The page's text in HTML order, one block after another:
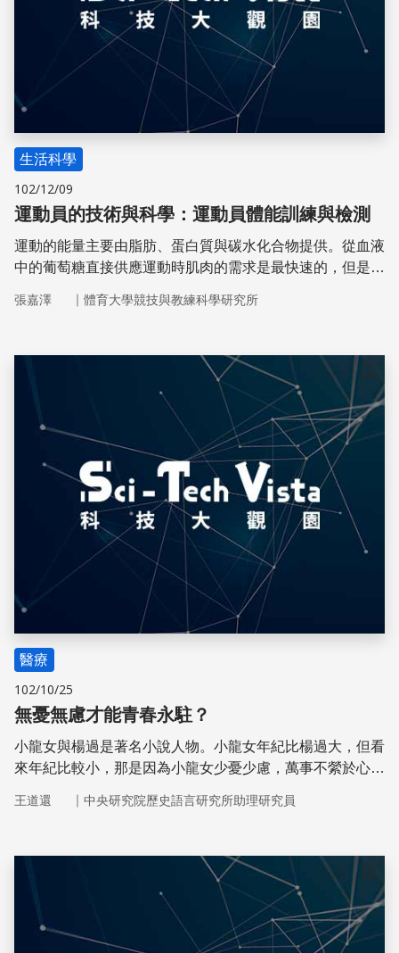
生活科學
102/12/09
運動員的技術與科學：運動員體能訓練與檢測
運動的能量主要由脂肪、蛋白質與碳水化合物提供。從血液
中的葡萄糖直接供應運動時肌肉的需求是最快速的，但是會
張嘉澤 ｜ 體育大學競技與教練科學研究所
儲存
醫療
102/10/25
無憂無慮才能青春永駐？
小龍女與楊過是著名小說人物。小龍女年紀比楊過大，但看
來年紀比較小，那是因為小龍女少憂少慮，萬事不縈於心。
的效果。
王道還 ｜ 中央研究院歷史語言研究所助理研究員
儲存